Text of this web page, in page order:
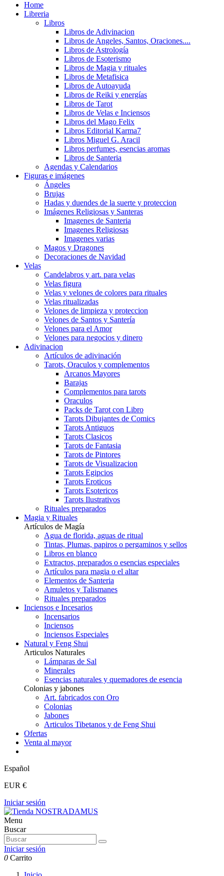
Home
Libreria
Libros
Libros de Adivinacion
Libros de Angeles, Santos, Oraciones....
Libros de Astrología
Libros de Esoterismo
Libros de Magia y rituales
Libros de Metafisica
Libros de Autoayuda
Libros de Reiki y energías
Libros de Tarot
Libros de Velas e Inciensos
Libros del Mago Felix
Libros Editorial Karma7
Libros Miguel G. Aracil
Libros perfumes, esencias aromas
Libros de Santeria
Agendas y Calendarios
Figuras e imágenes
Ángeles
Brujas
Hadas y duendes de la suerte y proteccion
Imágenes Religiosas y Santeras
Imagenes de Santeria
Imagenes Religiosas
Imagenes varias
Magos y Dragones
Decoraciones de Navidad
Velas
Candelabros y art. para velas
Velas figura
Velas y velones de colores para rituales
Velas ritualizadas
Velones de limpieza y proteccion
Velones de Santos y Santería
Velones para el Amor
Velones para negocios y dinero
Adivinacion
Artículos de adivinación
Tarots, Oraculos y complementos
Arcanos Mayores
Barajas
Complementos para tarots
Oraculos
Packs de Tarot con Libro
Tarots Dibujantes de Comics
Tarots Antiguos
Tarots Clasicos
Tarots de Fantasia
Tarots de Pintores
Tarots de Visualizacion
Tarots Egipcios
Tarots Eroticos
Tarots Esotericos
Tarots Ilustrativos
Rituales preparados
Magia y Rituales
Artículos de Magía
Agua de florida, aguas de ritual
Tintas, Plumas, papiros o pergaminos y sellos
Libros en blanco
Extractos, preparados o esencias especiales
Artículos para magia o el altar
Elementos de Santeria
Amuletos y Talismanes
Rituales preparados
Inciensos e Incesarios
Incensarios
Inciensos
Inciensos Especiales
Natural y Feng Shui
Articulos Naturales
Lámparas de Sal
Minerales
Esencias naturales y quemadores de esencia
Colonias y jabones
Art. fabricados con Oro
Colonias
Jabones
Articulos Tibetanos y de Feng Shui
Ofertas
Venta al mayor
Español
EUR €
Iniciar sesión
Menu
Buscar
Iniciar sesión
0 Carrito